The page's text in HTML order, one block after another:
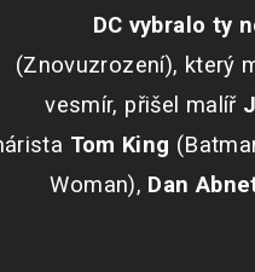
DC vybralo ty
(Znovuzrození), který
vesmír, přišel malíř
Tom King
Woman), Dan